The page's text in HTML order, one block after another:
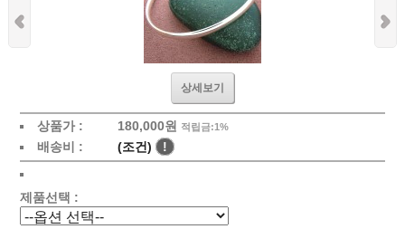
상세보기
상품가 : 180,000원 적립금:1%
배송비 : (조건) !
제품선택 :